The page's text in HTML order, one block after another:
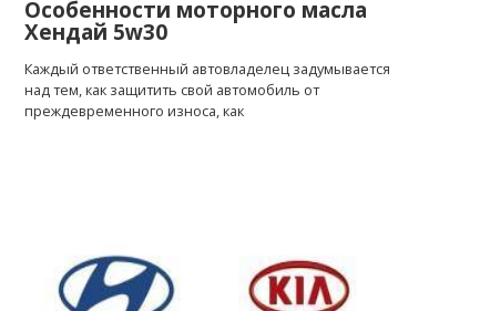
Особенности моторного масла
Хендай 5w30
Каждый ответственный автовладелец задумывается
над тем, как защитить свой автомобиль от
преждевременного износа, как